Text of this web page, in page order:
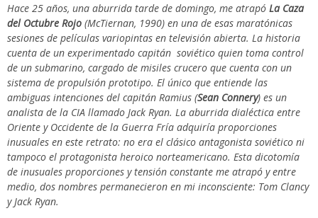
Hace 25 años, una aburrida tarde de domingo, me atrapó La Caza
del Octubre Rojo (McTiernan, 1990) en una de esas maratónicas
sesiones de películas variopintas en televisión abierta. La historia
cuenta de un experimentado capitán soviético quien toma control
de un submarino, cargado de misiles crucero que cuenta con un
sistema de propulsión prototipo. El único que entiende las
ambiguas intenciones del capitán Ramius (Sean Connery) es un
analista de la CIA llamado Jack Ryan. La aburrida dialéctica entre
Oriente y Occidente de la Guerra Fría adquiría proporciones
inusuales en este retrato: no era el clásico antagonista soviético ni
tampoco el protagonista heroico norteamericano. Esta dicotomía
de inusuales proporciones y tensión constante me atrapó y entre
medio, dos nombres permanecieron en mi inconsciente: Tom Clancy
y Jack Ryan.